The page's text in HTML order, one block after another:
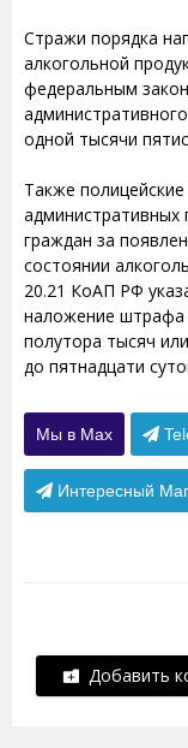
Стражи порядка
алкогольной
федеральным
одной тысячи
Также
граждан за
состоянии
20.21 КоАП РФ
наложение штрафа
полутора тысяч
до пятнадцати
Мы в Max
Интересный
Добавить